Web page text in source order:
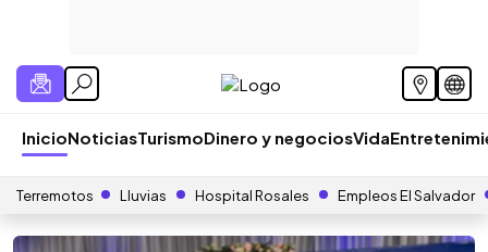
InicioNoticiasTurismoDinero y negociosVida
Terremotos Lluvias Hospital Rosales Empleos El Salvador